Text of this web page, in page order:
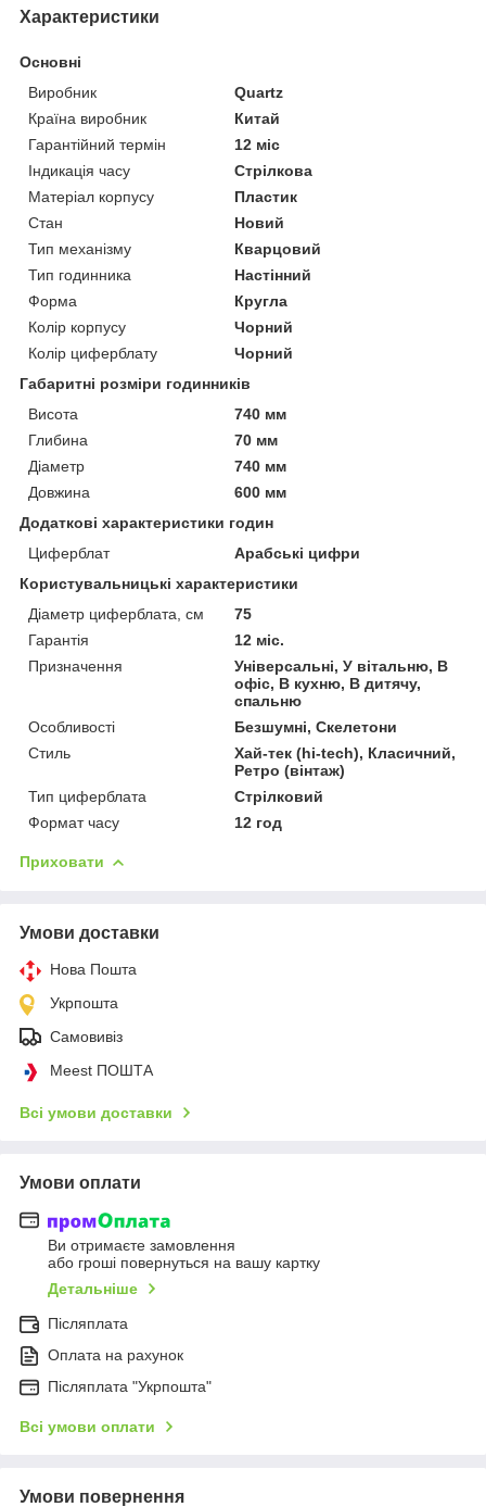
Характеристики
Основні
Виробник
Quartz
Країна виробник
Китай
Гарантійний термін
12 міс
Індикація часу
Стрілкова
Матеріал корпусу
Пластик
Стан
Новий
Тип механізму
Кварцовий
Тип годинника
Настінний
Форма
Кругла
Колір корпусу
Чорний
Колір циферблату
Чорний
Габаритні розміри годинників
Висота
740 мм
Глибина
70 мм
Діаметр
740 мм
Довжина
600 мм
Додаткові характеристики годин
Циферблат
Арабські цифри
Користувальницькі характеристики
Діаметр циферблата, см
75
Гарантія
12 міс.
Призначення
Універсальні, У вітальню, В
офіс, В кухню, В дитячу,
спальню
Особливості
Безшумні, Скелетони
Стиль
Хай-тек (hi-tech), Класичний,
Ретро (вінтаж)
Тип циферблата
Стрілковий
Формат часу
12 год
Приховати
Умови доставки
Нова Пошта
Укрпошта
Самовивіз
Meest ПОШТА
Всі умови доставки
Умови оплати
Ви отримаєте замовлення
або гроші повернуться на вашу картку
Детальніше
Післяплата
Оплата на рахунок
Післяплата "Укрпошта"
Всі умови оплати
Умови повернення